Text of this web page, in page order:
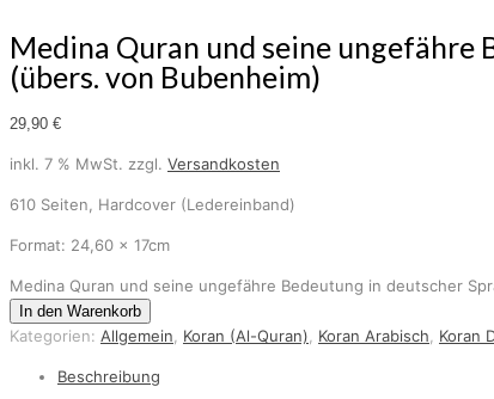
Medina Quran und seine ungefähre
(übers. von Bubenheim)
29,90 €
inkl. 7 % MwSt. zzgl. Versandkosten
610 Seiten, Hardcover (Ledereinband)
Format: 24,60 x 17cm
Medina Quran und seine ungefähre Bedeutung in deutscher
In den Warenkorb
Kategorien: Allgemein, Koran (Al-Quran), Koran Arabisch, Koran
Beschreibung